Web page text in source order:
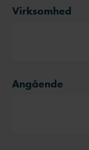
Virksomhed
Angående